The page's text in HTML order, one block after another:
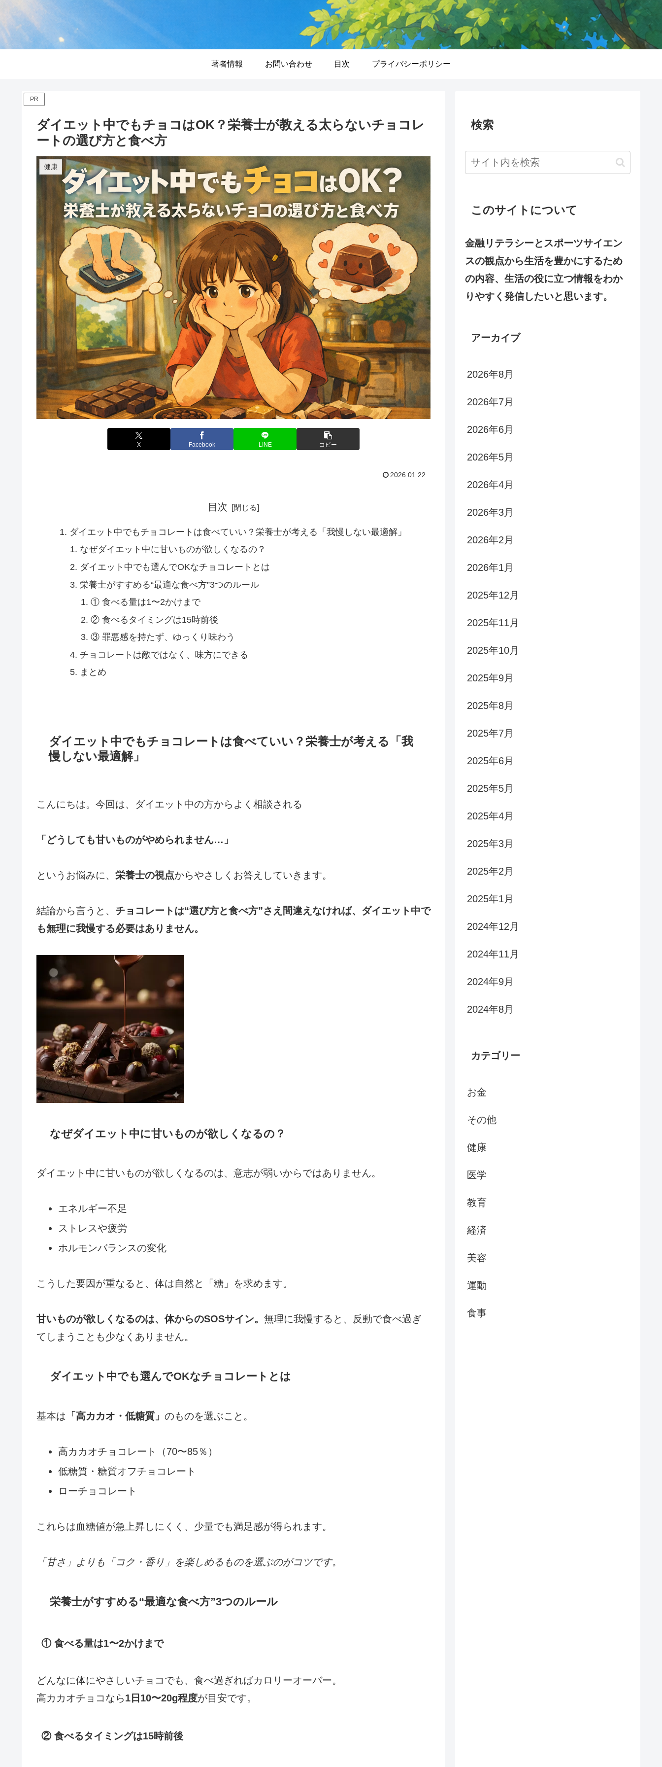
著者情報 お問い合わせ 目次 プライバシーポリシー
PR
ダイエット中でもチョコはOK？栄養士が教える太らないチョコレ
ートの選び方と食べ方
健康
X Facebook LINE コピー
2026.01.22
目次
ダイエット中でもチョコレートは食べていい？栄養士が考える「我慢しない最適解」
なぜダイエット中に甘いものが欲しくなるの？
ダイエット中でも選んでOKなチョコレートとは
栄養士がすすめる“最適な食べ方”3つのルール
① 食べる量は1〜2かけまで
② 食べるタイミングは15時前後
③ 罪悪感を持たず、ゆっくり味わう
チョコレートは敵ではなく、味方にできる
まとめ
ダイエット中でもチョコレートは食べていい？栄養士が考える「我
慢しない最適解」
こんにちは。今回は、ダイエット中の方からよく相談される
「どうしても甘いものがやめられません…」
というお悩みに、 栄養士の視点からやさしくお答えしていきます。
結論から言うと、 チョコレートは“選び方と食べ方”さえ間違えなければ、ダイエット中で
も無理に我慢する必要はありません。
なぜダイエット中に甘いものが欲しくなるの？
ダイエット中に甘いものが欲しくなるのは、意志が弱いからではありません。
エネルギー不足
ストレスや疲労
ホルモンバランスの変化
こうした要因が重なると、体は自然と「糖」を求めます。
甘いものが欲しくなるのは、体からのSOSサイン。 無理に我慢すると、反動で食べ過ぎ
てしまうことも少なくありません。
ダイエット中でも選んでOKなチョコレートとは
基本は 「高カカオ・低糖質」 のものを選ぶこと。
高カカオチョコレート（70〜85％）
低糖質・糖質オフチョコレート
ローチョコレート
これらは血糖値が急上昇しにくく、少量でも満足感が得られます。
「甘さ」よりも「コク・香り」を楽しめるものを選ぶのがコツです。
栄養士がすすめる“最適な食べ方”3つのルール
① 食べる量は1〜2かけまで
どんなに体にやさしいチョコでも、食べ過ぎればカロリーオーバー。
高カカオチョコなら1日10〜20g程度が目安です。
② 食べるタイミングは15時前後
検索
このサイトについて
金融リテラシーとスポーツサイエン
スの観点から生活を豊かにするため
の内容、生活の役に立つ情報をわか
りやすく発信したいと思います。
アーカイブ
2026年8月
2026年7月
2026年6月
2026年5月
2026年4月
2026年3月
2026年2月
2026年1月
2025年12月
2025年11月
2025年10月
2025年9月
2025年8月
2025年7月
2025年6月
2025年5月
2025年4月
2025年3月
2025年2月
2025年1月
2024年12月
2024年11月
2024年9月
2024年8月
カテゴリー
お金
その他
健康
医学
教育
経済
美容
運動
食事